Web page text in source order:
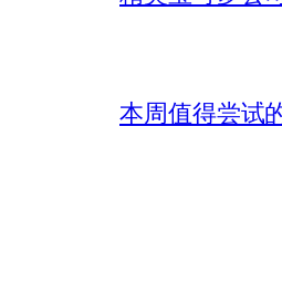
本周值得尝试